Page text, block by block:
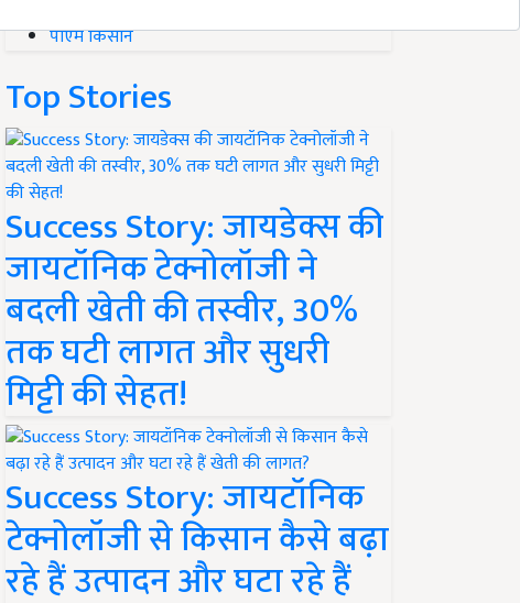
पीएम किसान
Top Stories
Success Story: जायडेक्स की
जायटॉनिक टेक्नोलॉजी ने
बदली खेती की तस्वीर, 30%
तक घटी लागत और सुधरी
मिट्टी की सेहत!
Success Story: जायटॉनिक
टेक्नोलॉजी से किसान कैसे बढ़ा
रहे हैं उत्पादन और घटा रहे हैं